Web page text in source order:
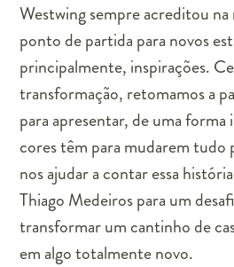
Westwing sempre acreditou
ponto de partida para novos
principalmente, inspirações.
transformação, retomamos a
para apresentar, de uma forma
cores têm para mudarem tudo
nos ajudar a contar essa
Thiago Medeiros para um
transformar um cantinho de
em algo totalmente novo.